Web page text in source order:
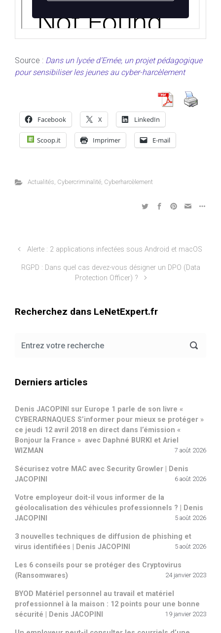
Source : Dans un lycée d’Ernée, un projet pédagogique
pour sensibiliser les jeunes au cyber-harcèlement
Facebook X LinkedIn
Scoop.it Imprimer E-mail
Actualités, Cybercriminalité, Cyberharcèlement
Alerte : 2 applications infectées sous Android et macOS
RGPD : Dans quel cas devez-vous désigner un DPO (Data
Protection Officer) ?
Recherchez dans LeNetExpert.fr
Derniers articles
Denis JACOPINI sur Europe 1 parle de son livre «
CYBERARNAQUES S’informer pour mieux se protéger »
ce jeudi 12 avril 2018 en direct dans l’émission «
Bonjour la France » avec Daphné BURKI et Ariel
WIZMAN
7 août 2026
Sécurisez votre MAC avec Security Growler | Denis
JACOPINI
6 août 2026
Votre employeur doit-il vous informer de la
géolocalisation des véhicules professionnels ? | Denis
JACOPINI
5 août 2026
3 nouvelles techniques de diffusion de phishing et
virus identifiées | Denis JACOPINI
5 août 2026
Les 6 conseils pour se protéger des Cryptovirus
(Ransomwares)
24 janvier 2023
BYOD Matériel personnel au travail et matériel
professionnel à la maison : 12 points pour une bonne
sécurité | Denis JACOPINI
19 janvier 2023